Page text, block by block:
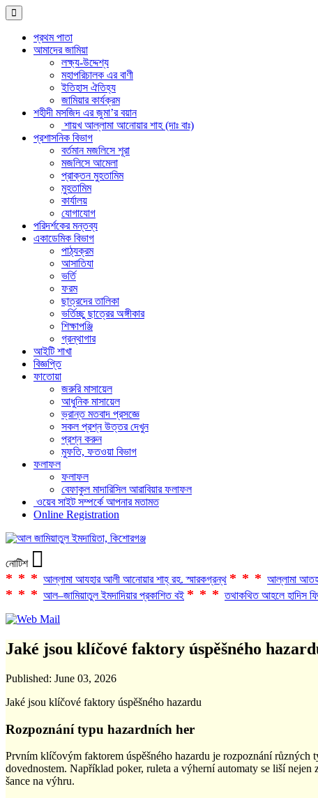
প্রথম পাতা
আমাদের জামিয়া
লক্ষ্য-উদ্দেশ্য
মহাপরিচালক এর বাণী
ইতিহাস ঐতিহ্য
জামিয়ার কার্যক্রম
শহীদী মসজিদ এর জুমা’র বয়ান
শায়খ আল্লামা আনোয়ার শাহ (দাঃ বাঃ)
প্রশাসনিক বিভাগ
বর্তমান মজলিসে শূরা
মজলিসে আমেলা
প্রাক্তন মুহতামিম
মুহতামিম
কার্যালয়
যোগাযোগ
পরিদর্শকের মন্তব্য
একাডেমিক বিভাগ
পাঠ্যক্রম
আসাতিযা
ভর্তি
ফরম
ছাত্রদের তালিকা
ভর্তিচ্ছু ছাত্রের অঙ্গীকার
শিক্ষাপঞ্জি
গ্রন্থাগার
আইটি শাখা
বিজ্ঞপ্তি
ফাতোয়া
জরুরি মাসায়েল
আধুনিক মাসায়েল
ভ্রান্ত মতবাদ প্রসজ্ঞে
সকল প্রশ্ন উত্তর দেখুন
প্রশ্ন করুন
মুফতি, ফতওয়া বিভাগ
ফলাফল
ফলাফল
বেফাকুল মাদারিসিল আরাবিয়ার ফলাফল
ওয়েব সাইট সম্পর্কে আপনার মতামত
Online Registration
নোটিশ
*** আল্লামা আযহার আলী আনোয়ার শাহ্‌ রহ. স্মারকগ্রন্থ *** আল্লামা
*** আল–জামিয়াতুল ইমদাদিয়ার প্রকাশিত বই ***তথাকথিত আহলে হাদিস
Jaké jsou klíčové faktory úspěšného
Published: June 03, 2026
Jaké jsou klíčové faktory úspěšného hazardu
Rozpoznání typu hazardních her
Prvním klíčovým faktorem úspěšného hazardu je rozpoznání
dovednostem. Například poker, ruleta a výherní automaty se liší
šance na výhru.